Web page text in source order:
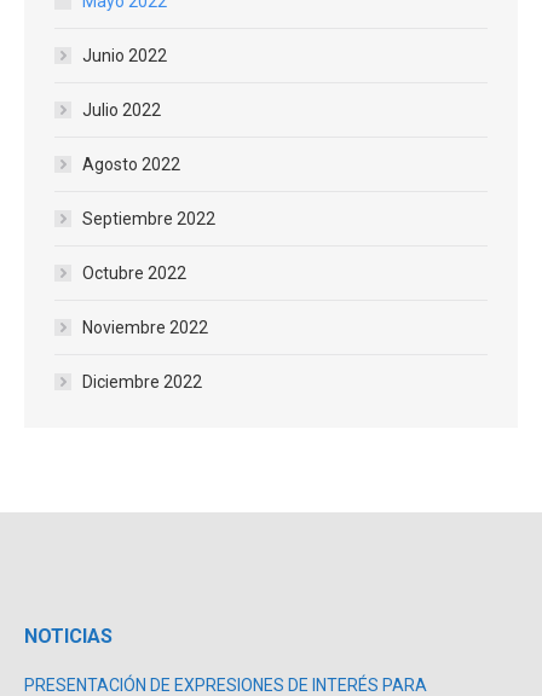
Junio 2022
Julio 2022
Agosto 2022
Septiembre 2022
Octubre 2022
Noviembre 2022
Diciembre 2022
NOTICIAS
PRESENTACIÓN DE EXPRESIONES DE INTERÉS PARA